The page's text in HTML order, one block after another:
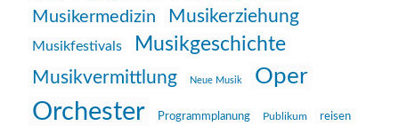
Musikermedizin Musikerziehung
Musikfestivals Musikgeschichte
Musikvermittlung Neue Musik Oper
Orchester Programmplanung Publikum reisen